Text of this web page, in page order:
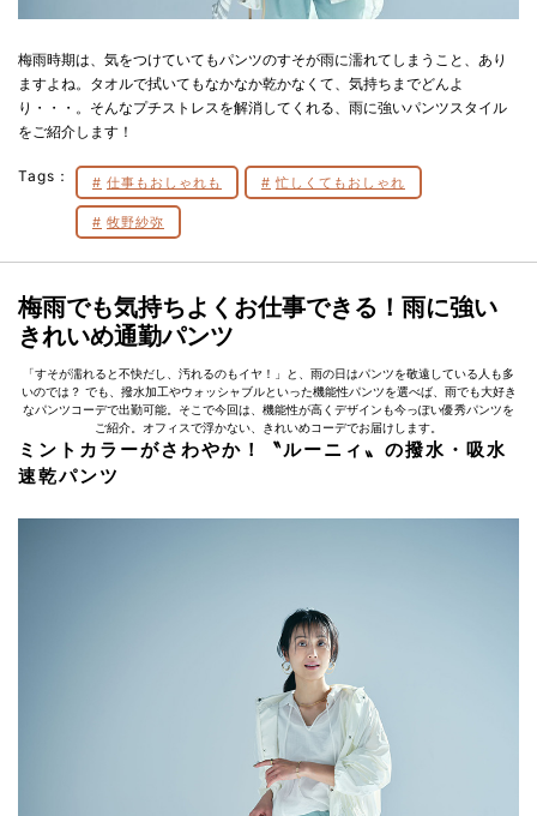
梅雨時期は、気をつけていてもパンツのすそが雨に濡れてしまうこと、あり
ますよね。タオルで拭いてもなかなか乾かなくて、気持ちまでどんよ
り・・・。そんなプチストレスを解消してくれる、雨に強いパンツスタイル
をご紹介します！
Tags： 仕事もおしゃれも 忙しくてもおしゃれ
牧野紗弥
梅雨でも気持ちよくお仕事できる！雨に強い
きれいめ通勤パンツ
「すそが濡れると不快だし、汚れるのもイヤ！」と、雨の日はパンツを敬遠している人も多
いのでは？ でも、撥水加工やウォッシャブルといった機能性パンツを選べば、雨でも大好き
なパンツコーデで出勤可能。そこで今回は、機能性が高くデザインも今っぽい優秀パンツを
ご紹介。オフィスで浮かない、きれいめコーデでお届けします。
ミントカラーがさわやか！〝ルーニィ〟の撥水・吸水
速乾パンツ